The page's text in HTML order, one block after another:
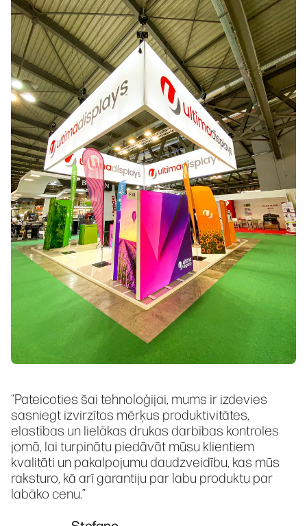
“Pateicoties šai tehnoloģijai, mums ir izdevies
sasniegt izvirzītos mērķus produktivitātes,
elastības un lielākas drukas darbības kontroles
jomā, lai turpinātu piedāvāt mūsu klientiem
kvalitāti un pakalpojumu daudzveidību, kas mūs
raksturo, kā arī garantiju par labu produktu par
labāko cenu.”